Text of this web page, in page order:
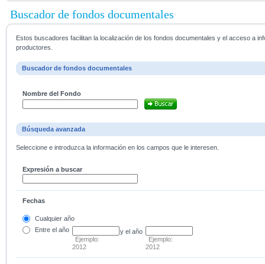
Buscador de fondos documentales
Estos buscadores facilitan la localización de los fondos documentales y el acceso a
productores.
Buscador de fondos documentales
Nombre del Fondo
Búsqueda avanzada
Seleccione e introduzca la información en los campos que le interesen.
Expresión a buscar
Fechas
Cualquier año
Entre el año
Ejemplo:
2012
y el año
Ejemplo:
2012